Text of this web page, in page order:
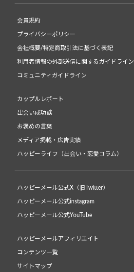
会員規約
プライバシーポリシー
会社概要/特定商取引法に基づく表記
利用者情報の外部送信に関するガイドライン
コミュニティガイドライン
カップルレポート
出会い成功談
お褒めの言葉
メディア掲載・広告実績
ハッピーライフ（出会い・恋愛コラム）
ハッピーメール公式X（旧Twitter）
ハッピーメール公式instagram
ハッピーメール公式YouTube
ハッピーメールアフィリエイト
コンテンツ一覧
サイトマップ